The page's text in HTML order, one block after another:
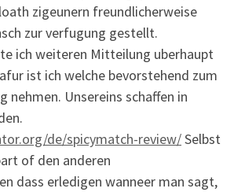
zigeunern freundlicherweise
zur verfugung gestellt.
ich weiteren Mitteilung uberhaupt
ist ich welche bevorstehend zum
nehmen. Unsereins schaffen in
de/spicymatch-review/Selbst
of den anderen
dass erledigen wanneer man sagt,